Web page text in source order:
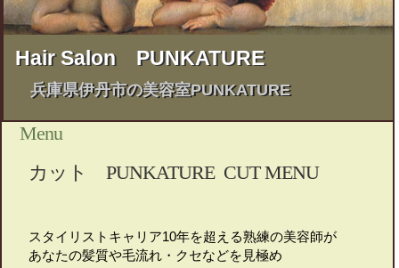
BLOG & INFORMATION
Hair Salon PUNKATURE
兵庫県伊丹市の美容室PUNKATURE
Menu
カット PUNKATURE CUT MENU
スタイリストキャリア10年を超える熟練の美容師が
あなたの髪質や毛流れ・クセなどを見極め